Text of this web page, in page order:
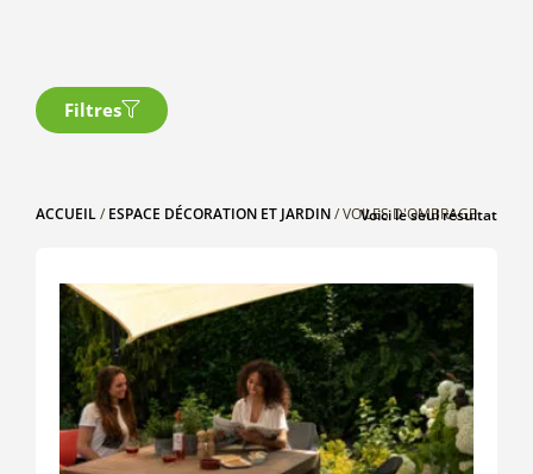
Filtres
ACCUEIL/ ESPACE DÉCORATION ET JARDIN/ VOILES D'OMBRAGE
Voici le seul résultat